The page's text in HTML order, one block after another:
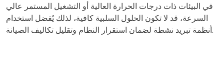
في البيئات ذات درجات الحرارة العالية أو التشغيل المستمر عالي
السرعة، قد لا تكون الحلول السلبية كافية، لذلك يُفضل استخدام
أنظمة تبريد نشطة لضمان استقرار النظام وتقليل تكاليف الصيانة.